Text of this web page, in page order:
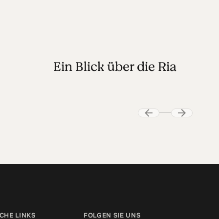
Ein Blick über die Ria
LINKS FOLGEN SIE UNS